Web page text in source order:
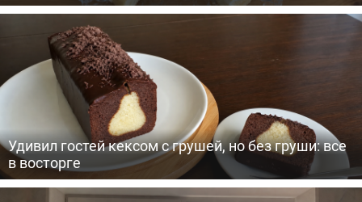
Удивил гостей кексом с грушей, но без груши: все
в восторге